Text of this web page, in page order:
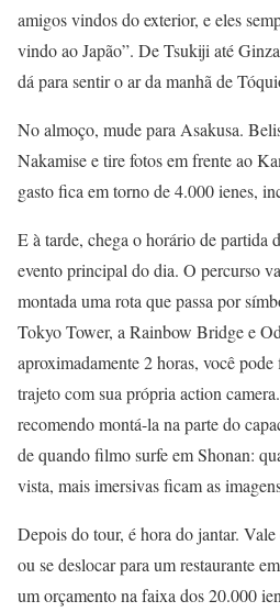
amigos vindos do exterior, e eles
vindo ao Japão”. De Tsukiji até
dá para sentir o ar da manhã de
No almoço, mude para Asakusa.
Nakamise e tire fotos em frente ao
gasto fica em torno de 4.000 ienes,
E à tarde, chega o horário de partida
evento principal do dia. O percurso
montada uma rota que passa por
Tokyo Tower, a Rainbow Bridge e
aproximadamente 2 horas, você
trajeto com sua própria action
recomendo montá-la na parte do
de quando filmo surfe em Shonan:
vista, mais imersivas ficam as
Depois do tour, é hora do jantar.
ou se deslocar para um restaurante
um orçamento na faixa dos 20.000